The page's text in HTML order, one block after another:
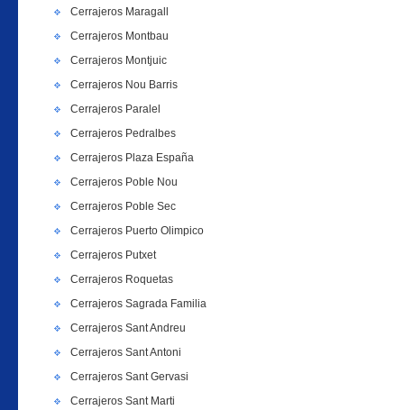
Cerrajeros Maragall
Cerrajeros Montbau
Cerrajeros Montjuic
Cerrajeros Nou Barris
Cerrajeros Paralel
Cerrajeros Pedralbes
Cerrajeros Plaza España
Cerrajeros Poble Nou
Cerrajeros Poble Sec
Cerrajeros Puerto Olimpico
Cerrajeros Putxet
Cerrajeros Roquetas
Cerrajeros Sagrada Familia
Cerrajeros Sant Andreu
Cerrajeros Sant Antoni
Cerrajeros Sant Gervasi
Cerrajeros Sant Marti